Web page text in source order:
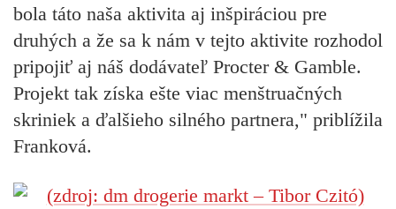
bola táto naša aktivita aj inšpiráciou pre
druhých a že sa k nám v tejto aktivite rozhodol
pripojiť aj náš dodávateľ Procter & Gamble.
Projekt tak získa ešte viac menštruačných
skriniek a ďalšieho silného partnera," priblížila
Franková.